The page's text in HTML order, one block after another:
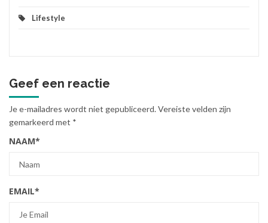
Lifestyle
Geef een reactie
Je e-mailadres wordt niet gepubliceerd.Vereiste velden zijn
gemarkeerd met *
NAAM*
EMAIL*